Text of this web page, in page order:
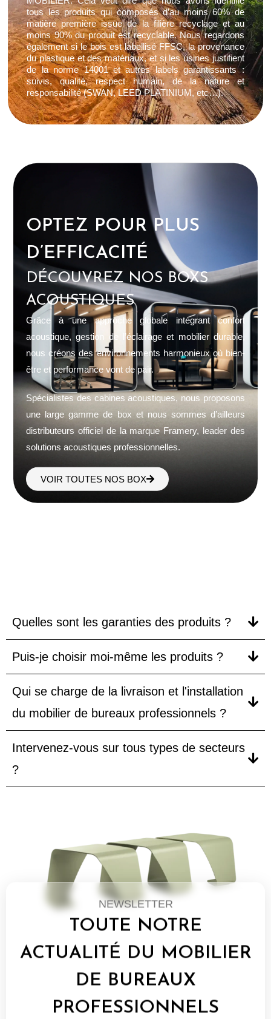
tous les produits qui composés d’au moins 60% de
matière première issue de la filière recyclage et au
moins 90% du produit est recyclable. Nous regardons
également si le bois est labellisé FFSC, la provenance
du plastique et des matériaux, et si les usines justifient
de la norme 14001 et autres labels garantissants :
suivis, qualité, respect humain, de la nature et
responsabilité (SWAN, LEED PLATINIUM, etc…).
OPTEZ POUR PLUS
D’EFFICACITÉ
DÉCOUVREZ NOS BOXS
ACOUSTIQUES
Grâce à une approche globale intégrant confort
acoustique, gestion de l’éclairage et mobilier durable,
nous créons des environnements harmonieux où bien-
être et performance vont de pair.
Spécialistes des cabines acoustiques, nous proposons
une large gamme de box et nous sommes d’ailleurs
distributeurs officiel de la marque Framery, leader des
solutions acoustiques professionnelles.
VOIR TOUTES NOS BOX
Quelles sont les garanties des produits ?
Puis-je choisir moi-même les produits ?
Qui se charge de la livraison et l'installation
du mobilier de bureaux professionnels ?
Intervenez-vous sur tous types de secteurs
?
NEWSLETTER
TOUTE NOTRE
ACTUALITÉ DU MOBILIER
DE BUREAUX
PROFESSIONNELS